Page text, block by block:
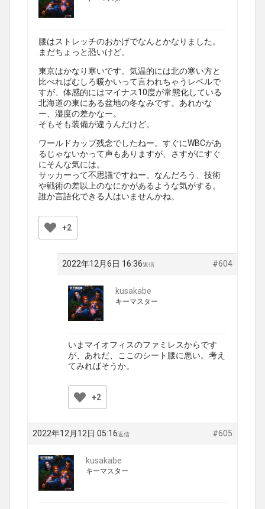
腰はストレッチのおかげでなんとかなりました。
まだちょっと恐いけど。
東京はかなり寒いです。気温的には北の寒い方と
比べればむしろ暖かいって言われちゃうレベルで
すが、体感的にはマイナス10度が常態化している
北海道の東にある盆地の冬なみです。あれかな
ー、湿度の差かなー。
そもそも装備が違うんだけど。
ワールドカップ残念でしたねー。すぐにWBCがあ
るじゃないかって声もありますが、さすがにすぐ
にそんな気には。
サッカーって不思議ですねー。なんだろう、技術
や戦術の差以上のなにかがあるような気がする。
誰か言語化できる人はいませんかね。
+2
2022年12月6日 16:36 #604
返信
kusakabe
キーマスター
いまマイオフィスのファミレスからです
が、あれだ、ここのシート腰に悪い。考え
てみればそうか。
+2
2022年12月12日 05:16 #605
返信
kusakabe
キーマスター